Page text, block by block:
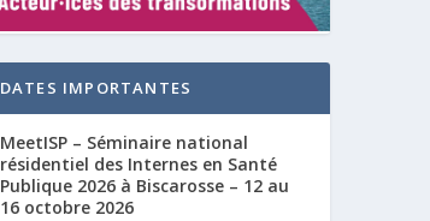
DATES IMPORTANTES
MeetISP – Séminaire national
résidentiel des Internes en Santé
Publique 2026 à Biscarosse – 12 au
16 octobre 2026